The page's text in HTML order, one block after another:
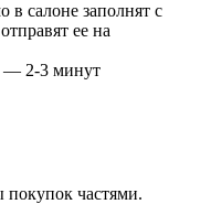
салоне заполнят с
ее на
— 2-3 минут
покупок частями.